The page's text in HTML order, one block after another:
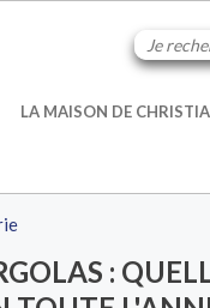
LA MAISON DE
: